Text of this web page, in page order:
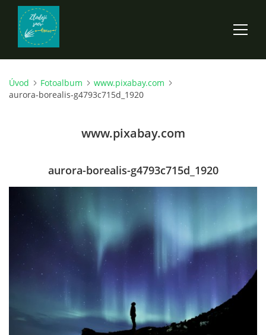
ÚVOD
ANDARION
EGYRON: SIEDMY DEŇ - 3. DIEL
GAMEBOOK
Úvod Fotoalbum
www.pixabay.com
aurora-borealis-g4793c715d_1920
www.pixabay.com
aurora-borealis-g4793c715d_1920